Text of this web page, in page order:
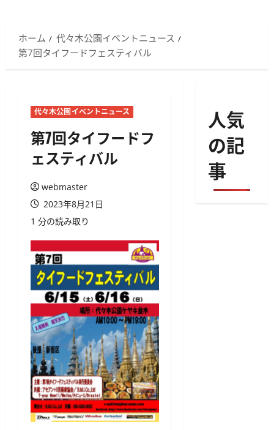
ホーム
代々木公園イベントニュース
第7回タイフードフェスティバル
代々木公園イベントニュース
第7回タイフードフ
ェスティバル
webmaster
2023年8月21日
1 分の読み取り
人気
の記
事